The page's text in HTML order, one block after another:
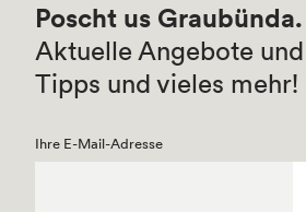
Poscht us Graubünda.
Aktuelle Angebote
Tipps und vieles mehr!
Ihre E-Mail-Adresse